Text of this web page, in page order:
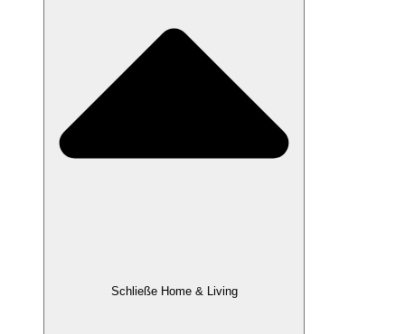
Schließe Home & Living